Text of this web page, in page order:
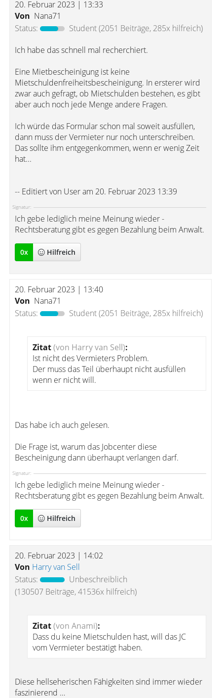
20. Februar 2023 | 13:33
Von Nana71
Status:
Student(2051 Beiträge, 285x hilfreich)
Ich habe das schnell mal recherchiert.
Eine Mietbescheinigung ist keine
Mietschuldenfreiheitsbescheinigung. In ersterer wird
zwar auch gefragt, ob Mietschulden bestehen, es gibt
aber auch noch jede Menge andere Fragen.
Ich würde das Formular schon mal soweit ausfüllen,
dann muss der Vermieter nur noch unterschreiben.
Das sollte ihm entgegenkommen, wenn er wenig Zeit
hat...
-- Editiert von User am 20. Februar 2023 13:39
Signatur:
Ich gebe lediglich meine Meinung wieder -
Rechtsberatung gibt es gegen Bezahlung beim Anwalt.
0x Hilfreich
20. Februar 2023 | 13:40
Von Nana71
Status:
Student(2051 Beiträge, 285x hilfreich)
Zitat(von Harry van Sell):
Ist nicht des Vermieters Problem.
Der muss das Teil überhaupt nicht ausfüllen
wenn er nicht will.
Das habe ich auch gelesen.
Die Frage ist, warum das Jobcenter diese
Bescheinigung dann überhaupt verlangen darf.
Signatur:
Ich gebe lediglich meine Meinung wieder -
Rechtsberatung gibt es gegen Bezahlung beim Anwalt.
0x Hilfreich
20. Februar 2023 | 14:02
Von Harry van Sell
Status:
Unbeschreiblich
(130507 Beiträge, 41536x hilfreich)
Zitat(von Anami):
Dass du keine Mietschulden hast, will das JC
vom Vermieter bestätigt haben.
Diese hellseherischen Fähigkeiten sind immer wieder
faszinierend …